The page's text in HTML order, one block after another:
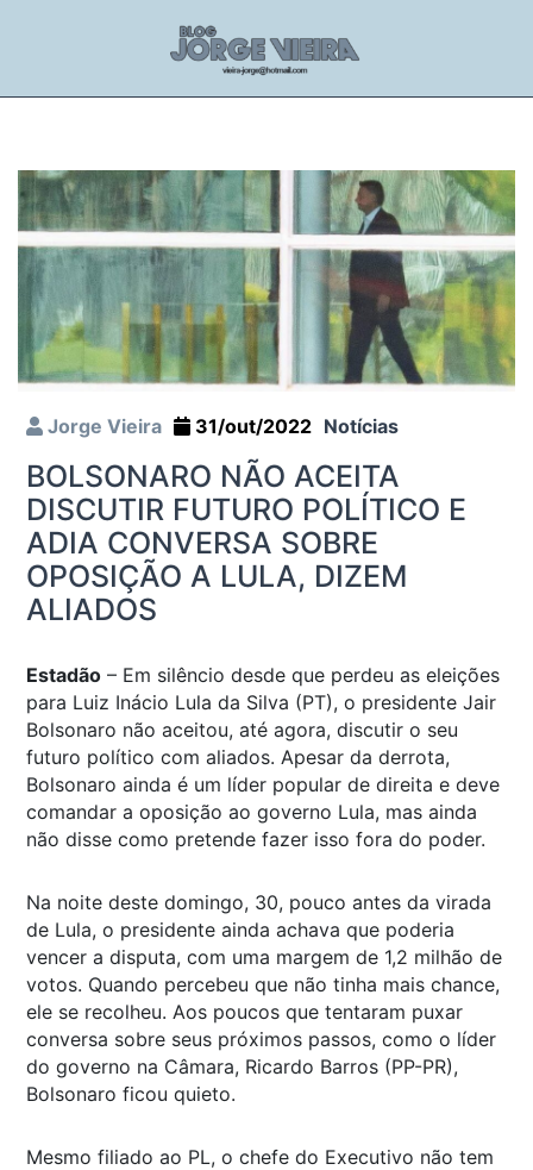
Jorge Vieira 31/out/2022 Notícias
BOLSONARO NÃO ACEITA
DISCUTIR FUTURO POLÍTICO E
ADIA CONVERSA SOBRE
OPOSIÇÃO A LULA, DIZEM
ALIADOS
Estadão – Em silêncio desde que perdeu as eleições
para Luiz Inácio Lula da Silva (PT), o presidente Jair
Bolsonaro não aceitou, até agora, discutir o seu
futuro político com aliados. Apesar da derrota,
Bolsonaro ainda é um líder popular de direita e deve
comandar a oposição ao governo Lula, mas ainda
não disse como pretende fazer isso fora do poder.
Na noite deste domingo, 30, pouco antes da virada
de Lula, o presidente ainda achava que poderia
vencer a disputa, com uma margem de 1,2 milhão de
votos. Quando percebeu que não tinha mais chance,
ele se recolheu. Aos poucos que tentaram puxar
conversa sobre seus próximos passos, como o líder
do governo na Câmara, Ricardo Barros (PP-PR),
Bolsonaro ficou quieto.
Mesmo filiado ao PL, o chefe do Executivo não tem